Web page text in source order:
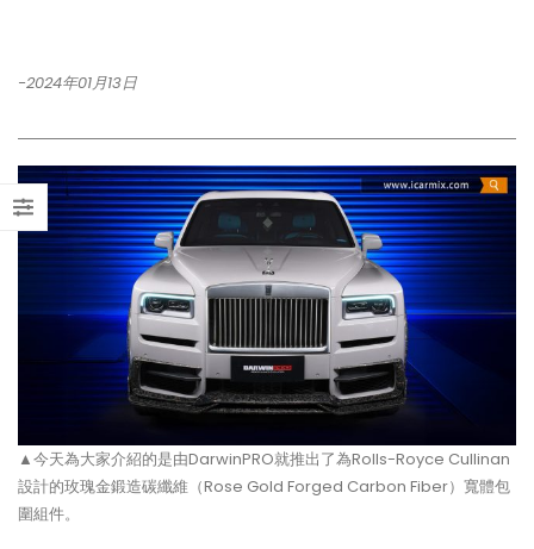
-2024年01月13日
▲今天為大家介紹的是由DarwinPRO就推出了為Rolls-Royce Cullinan
設計的玫瑰金鍛造碳纖維（Rose Gold Forged Carbon Fiber）寬體包
圍組件。